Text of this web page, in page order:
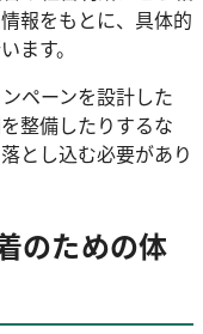
報をもとに、具体的
ます。
ペーンを設計した
整備したりするな
とし込む必要があり
のための体